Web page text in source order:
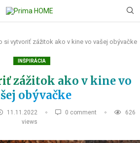
si vytvoriť zážitok ako v kine vo vašej obývačke
INŠPIRÁCIA
zážitok ako v kine vo
obývačke
11.11.2022 0 comment
626
views